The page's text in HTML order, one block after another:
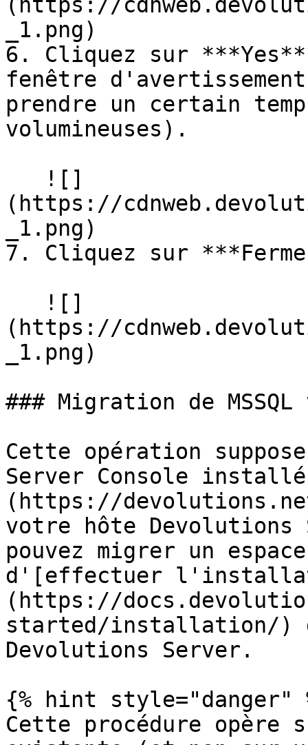
_1.png)
6. Cliquez sur
fenêtre
prendre un certain
volumineuses).
(https://
_1.png)
7. Cliquez sur
(https://
_1.png)
### Migration de
Cette opération
Server Console
(https://
votre hôte Devolutions
pouvez migrer un
d'[effectuer
(https://
started/installation/)
Devolutions Server.
{% hint style="danger"
Cette procédure opère